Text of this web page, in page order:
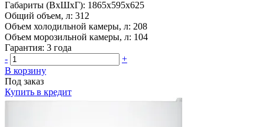
Габариты (ВхШхГ): 1865x595x625
Общий объем, л: 312
Объем холодильной камеры, л: 208
Объем морозильной камеры, л: 104
Гарантия: 3 года
-
+
В корзину
Под заказ
Купить в кредит